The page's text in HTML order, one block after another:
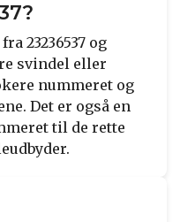
23236537 og
svindel eller
nummeret og
Det er også en
til de rette